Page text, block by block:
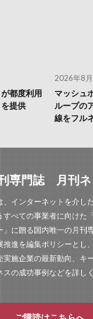
都度利用
提供
2026年8
マッシュ
ループの
線をフル
専門誌 月刊ネ
、インターネットを介し
すべての事業者に向けた
」に贈る国内唯一の月刊
推進を編集ポリシーとし
実施企業の最新動向、キ
スの成功事例などを詳し